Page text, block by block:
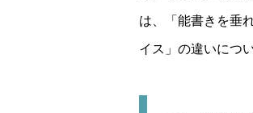
は、「能書きを垂
イス」の違いにつ